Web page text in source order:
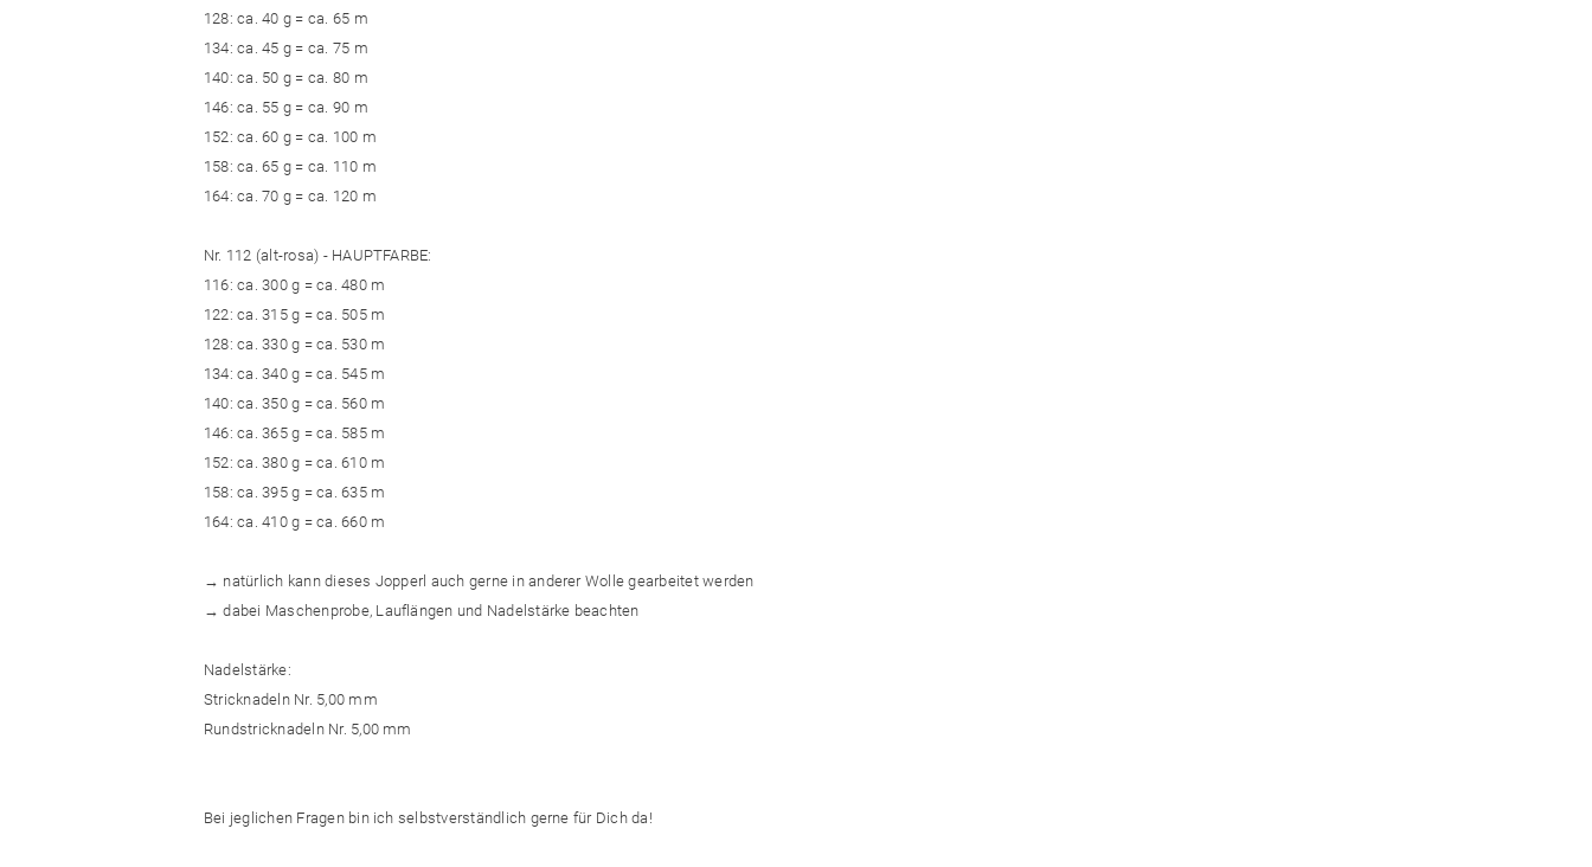
128: ca. 40 g = ca. 65 m
134: ca. 45 g = ca. 75 m
140: ca. 50 g = ca. 80 m
146: ca. 55 g = ca. 90 m
152: ca. 60 g = ca. 100 m
158: ca. 65 g = ca. 110 m
164: ca. 70 g = ca. 120 m
Nr. 112 (alt-rosa) - HAUPTFARBE:
116: ca. 300 g = ca. 480 m
122: ca. 315 g = ca. 505 m
128: ca. 330 g = ca. 530 m
134: ca. 340 g = ca. 545 m
140: ca. 350 g = ca. 560 m
146: ca. 365 g = ca. 585 m
152: ca. 380 g = ca. 610 m
158: ca. 395 g = ca. 635 m
164: ca. 410 g = ca. 660 m
→ natürlich kann dieses Jopperl auch gerne in anderer Wolle gearbeitet werden
→ dabei Maschenprobe, Lauflängen und Nadelstärke beachten
Nadelstärke:
Stricknadeln Nr. 5,00 mm
Rundstricknadeln Nr. 5,00 mm
Bei jeglichen Fragen bin ich selbstverständlich gerne für Dich da!